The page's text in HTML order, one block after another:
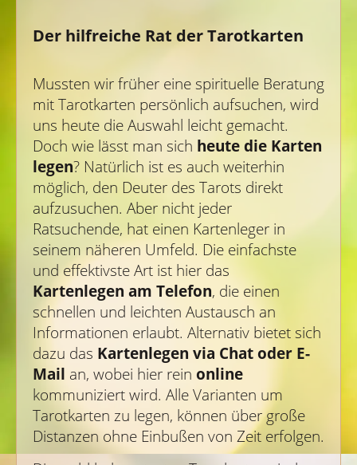
Der hilfreiche Rat der Tarotkarten
Mussten wir früher eine spirituelle Beratung
mit Tarotkarten persönlich aufsuchen, wird
uns heute die Auswahl leicht gemacht.
Doch wie lässt man sich heute die Karten
legen? Natürlich ist es auch weiterhin
möglich, den Deuter des Tarots direkt
aufzusuchen. Aber nicht jeder
Ratsuchende, hat einen Kartenleger in
seinem näheren Umfeld. Die einfachste
und effektivste Art ist hier das
Kartenlegen am Telefon, die einen
schnellen und leichten Austausch an
Informationen erlaubt. Alternativ bietet sich
dazu das Kartenlegen via Chat oder E-
Mail an, wobei hier rein online
kommuniziert wird. Alle Varianten um
Tarotkarten zu legen, können über große
Distanzen ohne Einbußen von Zeit erfolgen.